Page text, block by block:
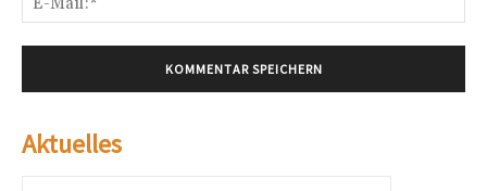
Aktuelles